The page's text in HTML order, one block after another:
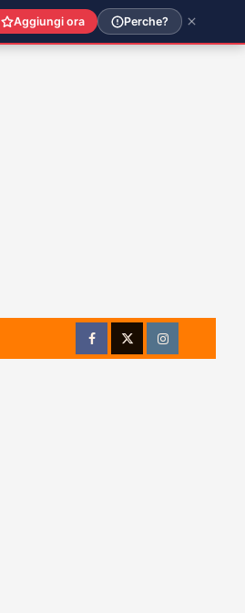
FacebookTwitterInstagram
Aggiungi ora Perche?